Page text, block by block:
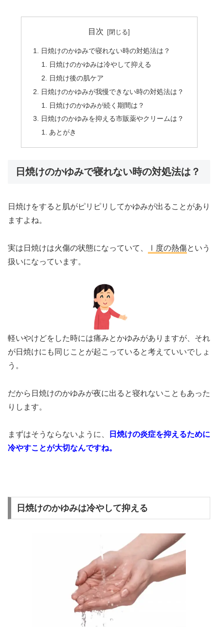
目次
日焼けのかゆみで寝れない時の対処法は？
日焼けのかゆみは冷やして抑える
日焼け後の肌ケア
日焼けのかゆみが我慢できない時の対処法は？
日焼けのかゆみが続く期間は？
日焼けのかゆみを抑える市販薬やクリームは？
あとがき
日焼けのかゆみで寝れない時の対処法は？
日焼けをすると肌がピリピリしてかゆみが出ることがあり
ますよね。
実は日焼けは火傷の状態になっていて、 Ⅰ度の熱傷という
扱いになっています。
軽いやけどをした時には痛みとかゆみがありますが、それ
が日焼けにも同じことが起こっていると考えていいでしょ
う。
だから日焼けのかゆみが夜に出ると寝れないこともあった
りします。
まずはそうならないように、
日焼けの炎症を抑えるために
冷やすことが大切なんですね。
日焼けのかゆみは冷やして抑える